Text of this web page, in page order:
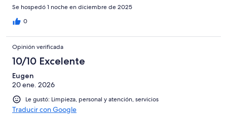
Se hospedó 1 noche en diciembre de 2025
0
Opinión verificada
10/10 Excelente
Eugen
20 ene. 2026
Le gustó: Limpieza, personal y atención, servicios
Traducir con Google